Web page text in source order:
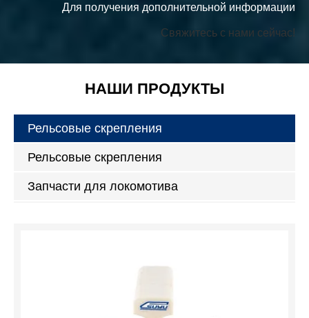
Для получения дополнительной информации
Свяжитесь с нами сейчас!
НАШИ ПРОДУКТЫ
Рельсовые скрепления
Рельсовые скрепления
Запчасти для локомотива